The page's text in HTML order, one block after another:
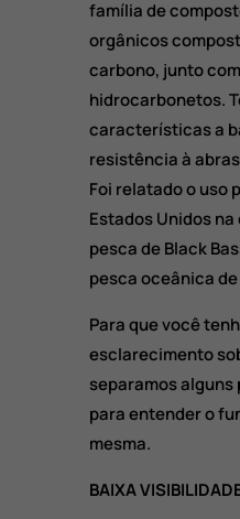
família de
orgânicos
carbono, junto
hidrocarbonetos.
características a
resistência à
Foi relatado o uso
Estados Unidos
pesca de Black
pesca oceânica
Para que você
esclarecimento
separamos
para entender o
mesma.
BAIXA